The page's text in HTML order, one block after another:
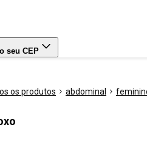
seu CEP
os produtos abdominal